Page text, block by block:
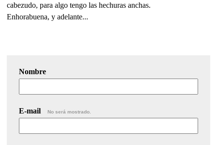
cabezudo, para algo tengo las hechuras anchas.
Enhorabuena, y adelante...
Nombre
E-mail No será mostrado.